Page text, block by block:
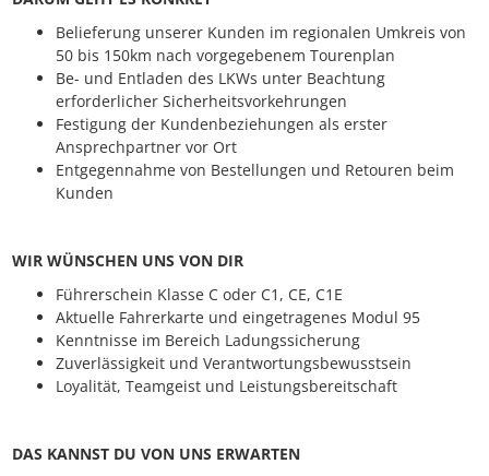
Belieferung unserer Kunden im regionalen Umkreis von
50 bis 150km nach vorgegebenem Tourenplan
Be- und Entladen des LKWs unter Beachtung
erforderlicher Sicherheitsvorkehrungen
Festigung der Kundenbeziehungen als erster
Ansprechpartner vor Ort
Entgegennahme von Bestellungen und Retouren beim
Kunden
WIR WÜNSCHEN UNS VON DIR
Führerschein Klasse C oder C1, CE, C1E
Aktuelle Fahrerkarte und einge­tragenes Modul 95
Kenntnisse im Bereich Ladungs­sicherung
Zuverlässigkeit und Verantwortungs­bewusstsein
Loyalität, Teamgeist und Leistungs­bereitschaft
DAS KANNST DU VON UNS ERWARTEN